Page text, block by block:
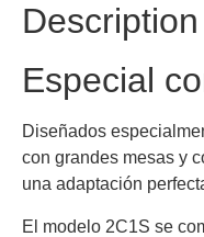
Description
Especial
Diseñados
con grandes mesas y
una adaptación
El modelo 2C1S se